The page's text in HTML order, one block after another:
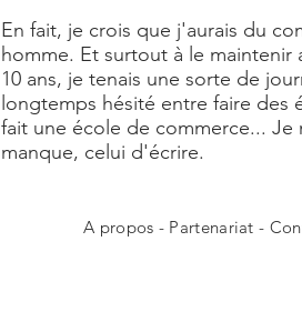
En fait, je crois que j'aurais du
homme. Et surtout à le
10 ans, je tenais une sorte de
longtemps hésité entre faire des
fait une école de commerce...
manque, celui d'écrire.
A propos - Partenariat-